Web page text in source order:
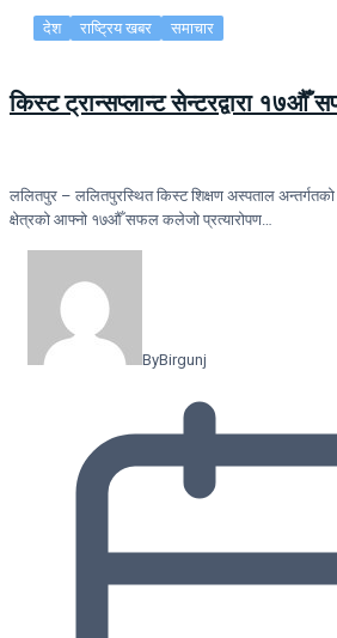
देश राष्ट्रिय खबर समाचार
किस्ट ट्रान्सप्लान्ट सेन्टरद्वारा १७औँ
ललितपुर – ललितपुरस्थित किस्ट शिक्षण अस्पताल अन्तर्गतको
क्षेत्रको आफ्नो १७औँ सफल कलेजो प्रत्यारोपण…
ByBirgunj